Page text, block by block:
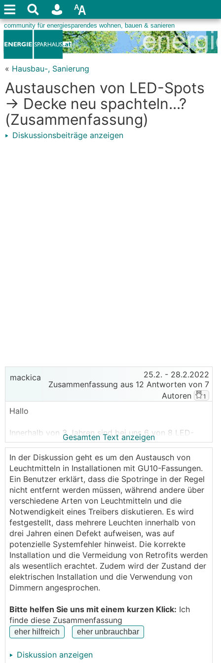
« Hausbau-, Sanierung
Austauschen von LED-Spots
-> Decke neu spachteln...?
(Zusammenfassung)
Diskussionsbeiträge anzeigen
mackica 25.2. - 28.2.2022
Zusammenfassung aus 12 Antworten von 7
Autoren
1
Hallo
Innerhalb von 3 Jahren sind bei uns 6 von 8 LED-
Spots (kann gern den Namen posten wenn jemand
interessiert) kaputtgegangen.. sollten eigentlich laut
Datenblatt 30.000 Stunden halten, brannten aber
vielleicht gerade mal 3.000h... komischerweise ging
das dann innerhalb von 2-3 Monaten.
Jetzt sind wir am Austauschen, nur gehen die kaum
raus ohne dass man die Decke beschädigt.. halten
mit 2 Klammern
Gesamten Text anzeigen
In der Diskussion geht es um den Austausch von
Leuchtmitteln in Installationen mit GU10-Fassungen.
Ein Benutzer erklärt, dass die Spotringe in der Regel
nicht entfernt werden müssen, während andere über
verschiedene Arten von Leuchtmitteln und die
Notwendigkeit eines Treibers diskutieren. Es wird
festgestellt, dass mehrere Leuchten innerhalb von
drei Jahren einen Defekt aufweisen, was auf
potenzielle Systemfehler hinweist. Die korrekte
Installation und die Vermeidung von Retrofits werden
als wesentlich erachtet. Zudem wird der Zustand der
elektrischen Installation und die Verwendung von
Dimmern angesprochen.
Bitte helfen Sie uns mit einem kurzen Klick: Ich
finde diese Zusammenfassung
Diskussion anzeigen